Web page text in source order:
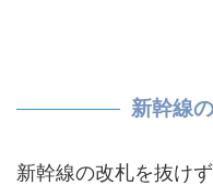
新幹線
新幹線の改札を抜け